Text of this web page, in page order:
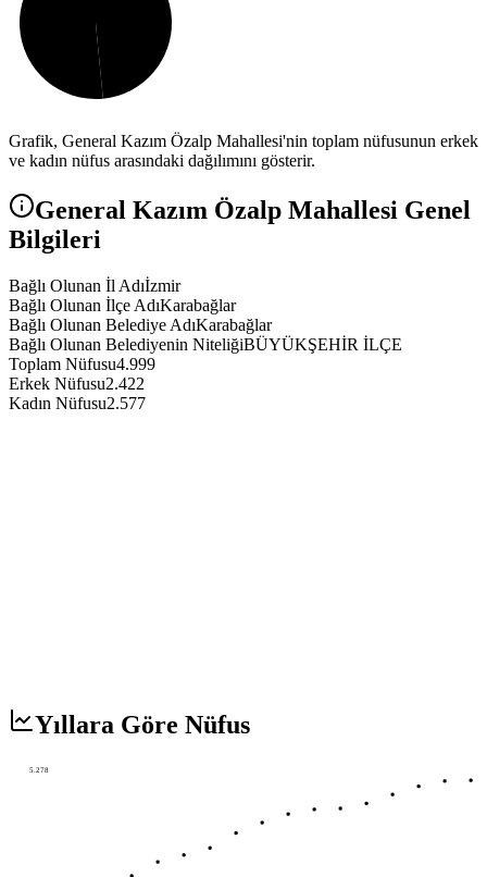
Grafik, General Kazım Özalp Mahallesi'nin toplam nüfusunun erkek
ve kadın nüfus arasındaki dağılımını gösterir.
General Kazım Özalp Mahallesi Genel
Bilgileri
Bağlı Olunan İl Adıİzmir
Bağlı Olunan İlçe AdıKarabağlar
Bağlı Olunan Belediye AdıKarabağlar
Bağlı Olunan Belediyenin NiteliğiBÜYÜKŞEHİR İLÇE
Toplam Nüfusu4.999
Erkek Nüfusu2.422
Kadın Nüfusu2.577
Yıllara Göre Nüfus
5.278